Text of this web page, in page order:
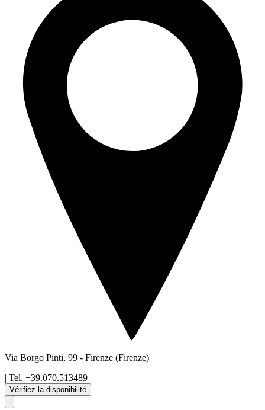
Via Borgo Pinti, 99 - Firenze (Firenze)
| Tel. +39.070.513489
Vérifiez la disponibilité